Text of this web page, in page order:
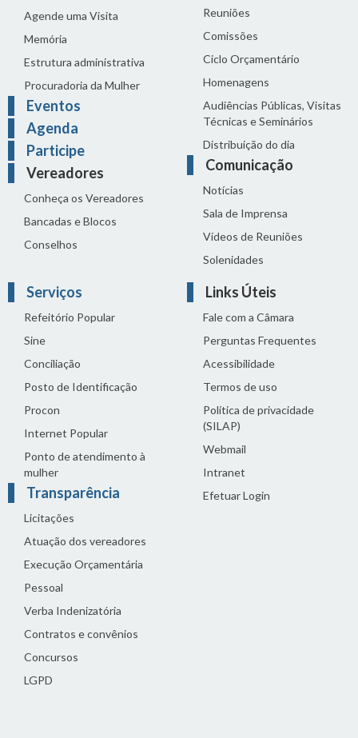
Agende uma Visita
Memória
Estrutura administrativa
Procuradoria da Mulher
Eventos
Agenda
Participe
Vereadores
Conheça os Vereadores
Bancadas e Blocos
Conselhos
Reuniões
Comissões
Ciclo Orçamentário
Homenagens
Audiências Públicas, Visitas
Técnicas e Seminários
Distribuição do dia
Comunicação
Notícias
Sala de Imprensa
Vídeos de Reuniões
Solenidades
Serviços
Refeitório Popular
Sine
Conciliação
Posto de Identificação
Procon
Internet Popular
Ponto de atendimento à
mulher
Transparência
Licitações
Atuação dos vereadores
Execução Orçamentária
Pessoal
Verba Indenizatória
Contratos e convênios
Concursos
LGPD
Links Úteis
Fale com a Câmara
Perguntas Frequentes
Acessibilidade
Termos de uso
Política de privacidade
(SILAP)
Webmail
Intranet
Efetuar Login